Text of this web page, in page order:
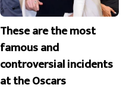
These are the most
famous and
controversial incidents
at the Oscars